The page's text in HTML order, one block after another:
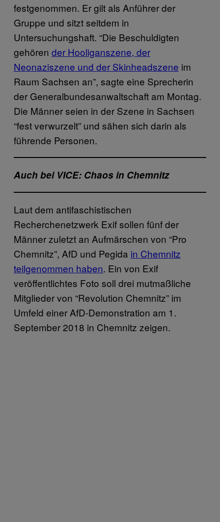
festgenommen. Er gilt als Anführer der
Gruppe und sitzt seitdem in
Untersuchungshaft. “Die Beschuldigten
gehören der Hooliganszene, der
Neonaziszene und der Skinheadszene im
Raum Sachsen an”, sagte eine Sprecherin
der Generalbundesanwaltschaft am Montag.
Die Männer seien in der Szene in Sachsen
“fest verwurzelt” und sähen sich darin als
führende Personen.
Auch bei VICE: Chaos in Chemnitz
Laut dem antifaschistischen
Recherchenetzwerk Exif sollen fünf der
Männer zuletzt an Aufmärschen von “Pro
Chemnitz”, AfD und Pegida in Chemnitz
teilgenommen haben. Ein von Exif
veröffentlichtes Foto soll drei mutmaßliche
Mitglieder von “Revolution Chemnitz” im
Umfeld einer AfD-Demonstration am 1.
September 2018 in Chemnitz zeigen.